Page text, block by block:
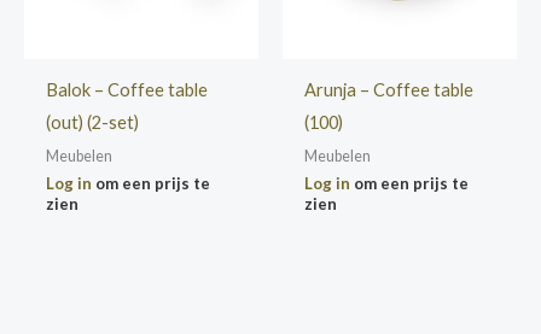
Balok – Coffee table
(out) (2-set)
Meubelen
Log in om een prijs te
zien
Arunja – Coffee table
(100)
Meubelen
Log in om een prijs te
zien